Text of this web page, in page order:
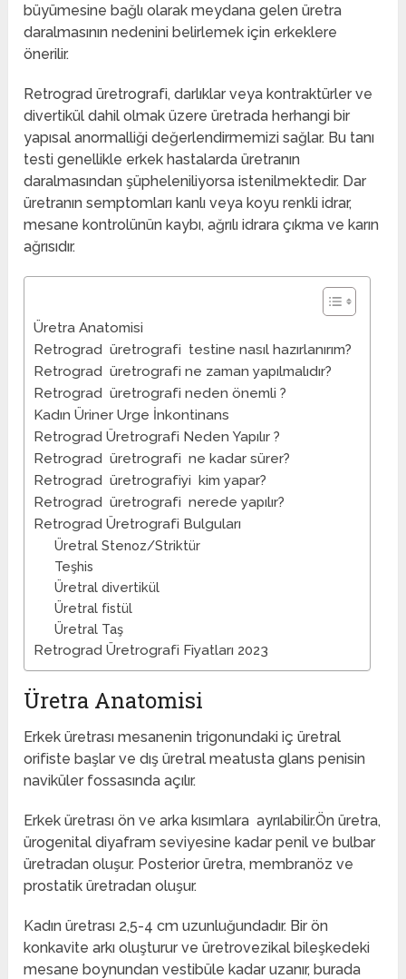
büyümesine bağlı olarak meydana gelen üretra
daralmasının nedenini belirlemek için erkeklere
önerilir.
Retrograd üretrografi, darlıklar veya kontraktürler ve
divertikül dahil olmak üzere üretrada herhangi bir
yapısal anormalliği değerlendirmemizi sağlar. Bu tanı
testi genellikle erkek hastalarda üretranın
daralmasından şüpheleniliyorsa istenilmektedir. Dar
üretranın semptomları kanlı veya koyu renkli idrar,
mesane kontrolünün kaybı, ağrılı idrara çıkma ve karın
ağrısıdır.
Üretra Anatomisi
Retrograd üretrografi testine nasıl hazırlanırım?
Retrograd üretrografi ne zaman yapılmalıdır?
Retrograd üretrografi neden önemli ?
Kadın Üriner Urge İnkontinans
Retrograd Üretrografi Neden Yapılır ?
Retrograd üretrografi ne kadar sürer?
Retrograd üretrografiyi kim yapar?
Retrograd üretrografi nerede yapılır?
Retrograd Üretrografi Bulguları
Üretral Stenoz/Striktür
Teşhis
Üretral divertikül
Üretral fistül
Üretral Taş
Retrograd Üretrografi Fiyatları 2023
Üretra Anatomisi
Erkek üretrası mesanenin trigonundaki iç üretral
orifiste başlar ve dış üretral meatusta glans penisin
naviküler fossasında açılır.
Erkek üretrası ön ve arka kısımlara ayrılabilir.Ön üretra,
ürogenital diyafram seviyesine kadar penil ve bulbar
üretradan oluşur. Posterior üretra, membranöz ve
prostatik üretradan oluşur.
Kadın üretrası 2,5-4 cm uzunluğundadır. Bir ön
konkavite arkı oluşturur ve üretrovezikal bileşkedeki
mesane boynundan vestibüle kadar uzanır, burada